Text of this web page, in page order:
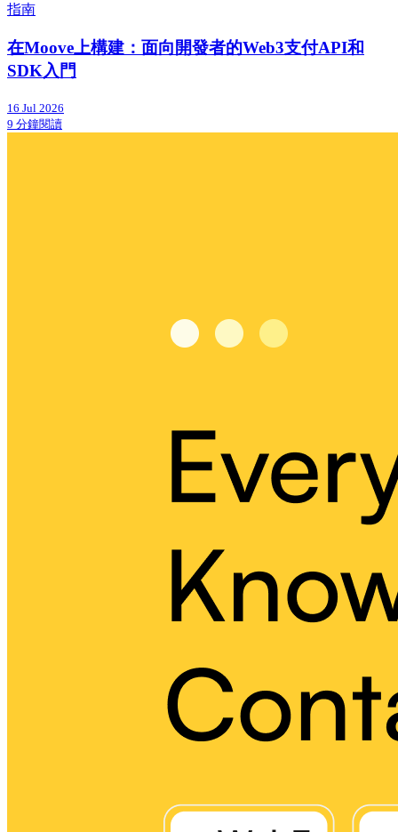
指南
在Moove上構建：面向開發者的Web3支付API和
SDK入門
16 Jul 2026
9 分鐘閱讀